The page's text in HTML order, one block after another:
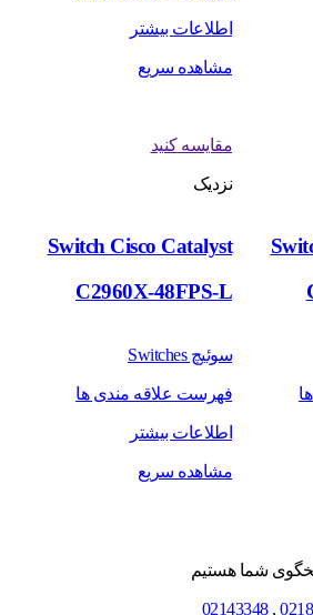
اطلاعات بیشتر
مشاهده سریع
مقایسه کنید
نزدیک
Switch Cisco Catalyst
C2960X-48FPS-L
سوئیچ Switches
فهرست علاقه مندی ها
اطلاعات بیشتر
مشاهده سریع
شما هستیم
,
02143348